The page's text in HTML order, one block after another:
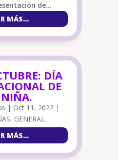
de…
MÁS…
DÍA
DE
| Oct 11, 2022 |
, GENERAL
MÁS…